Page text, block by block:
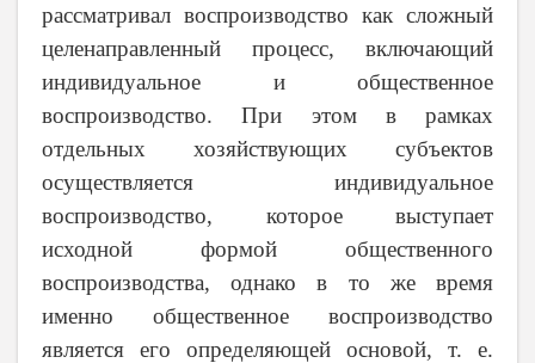
рассматривал воспроизводство как сложный
целенаправленный процесс, включающий
индивидуальное и общественное
воспроизводство. При этом в рамках
отдельных хозяйствующих субъектов
осуществляется индивидуальное
воспроизводство, которое выступает
исходной формой общественного
воспроизводства, однако в то же время
именно общественное воспроизводство
является его определяющей основой, т. е.